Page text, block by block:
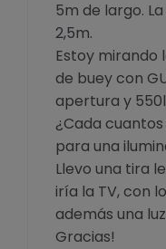
5m de largo.
2,5m.
Estoy mirando
de buey con
apertura y
¿Cada
para una
Llevo una tira
iría la TV, con
además una
Gracias!